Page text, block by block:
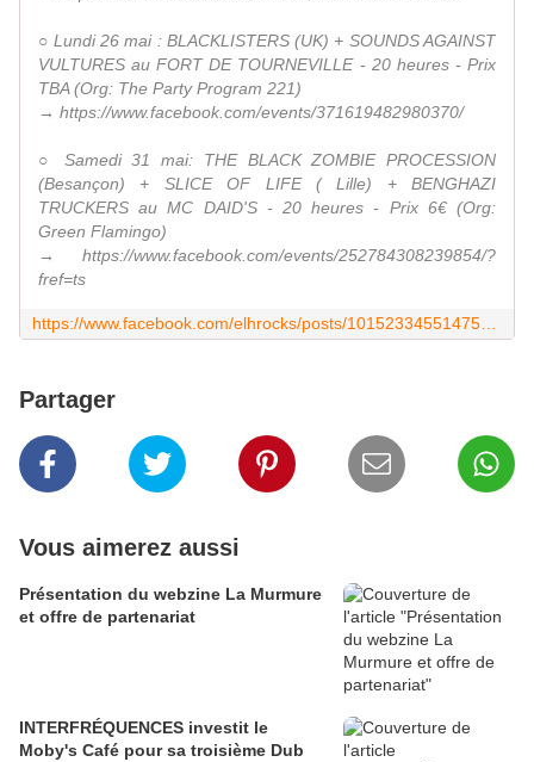
○ Lundi 26 mai : BLACKLISTERS (UK) + SOUNDS AGAINST
VULTURES au FORT DE TOURNEVILLE - 20 heures - Prix
TBA (Org: The Party Program 221)
→ https://www.facebook.com/events/371619482980370/
○ Samedi 31 mai: THE BLACK ZOMBIE PROCESSION
(Besançon) + SLICE OF LIFE ( Lille) + BENGHAZI
TRUCKERS au MC DAID'S - 20 heures - Prix 6€ (Org:
Green Flamingo)
→ https://www.facebook.com/events/252784308239854/?
fref=ts
Partager
Vous aimerez aussi
Présentation du webzine La Murmure
et offre de partenariat
INTERFRÉQUENCES investit le
Moby's Café pour sa troisième Dub